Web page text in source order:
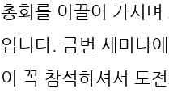
총회를 이끌어 가시
입니다. 금번 세미나
이 꼭 참석하셔서 도